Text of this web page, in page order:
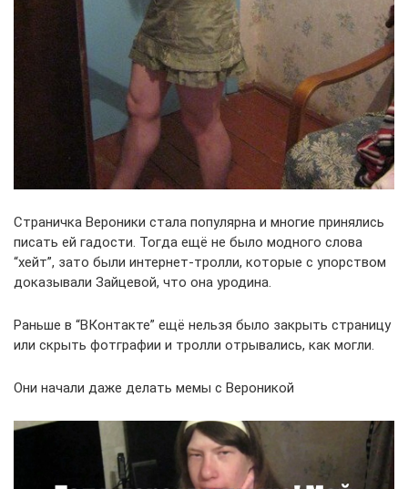
Страничка Вероники стала популярна и многие принялись
писать ей гадости. Тогда ещё не было модного слова
“хейт”, зато были интернет-тролли, которые с упорством
доказывали Зайцевой, что она уродина.
Раньше в “ВКонтакте” ещё нельзя было закрыть страницу
или скрыть фотграфии и тролли отрывались, как могли.
Они начали даже делать мемы с Вероникой